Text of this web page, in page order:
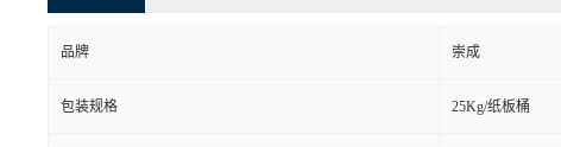
品牌 崇成
包装规格 25Kg/纸板桶